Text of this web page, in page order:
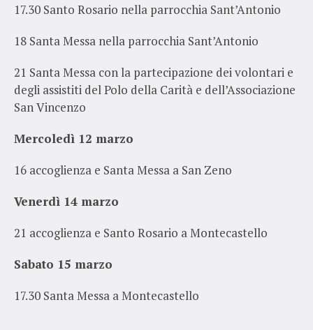
17.30 Santo Rosario nella parrocchia Sant’Antonio
18 Santa Messa nella parrocchia Sant’Antonio
21 Santa Messa con la partecipazione dei volontari e
degli assistiti del Polo della Carità e dell’Associazione
San Vincenzo
Mercoledì 12 marzo
16 accoglienza e Santa Messa a San Zeno
Venerdì 14 marzo
21 accoglienza e Santo Rosario a Montecastello
Sabato 15 marzo
17.30 Santa Messa a Montecastello